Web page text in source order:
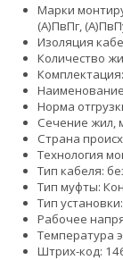
Марки
(А)ПвПг,
Изоляция
Количество
Норма
Сечение жил,
Страна
Технология
Тип кабеля:
Тип муфты:
Тип
Рабочее
Температура
Штрих-код: